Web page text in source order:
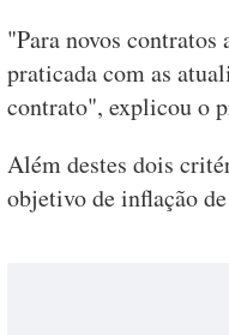
"Para novos contratos
praticada com as
contrato", explicou o
Além destes dois
objetivo de inflação